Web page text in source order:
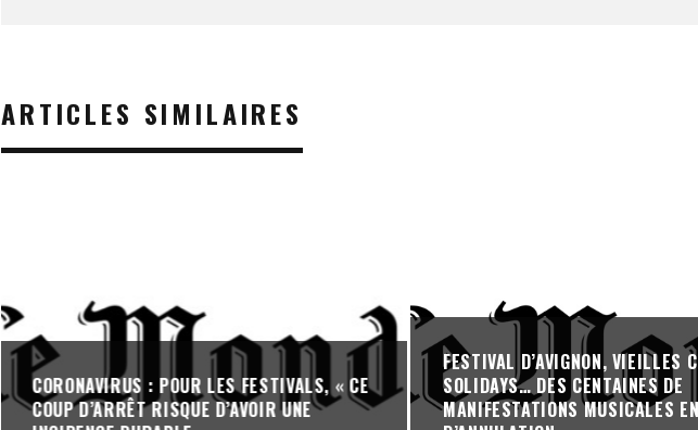
ARTICLES SIMILAIRES
CORONAVIRUS : POUR LES FESTIVALS, « CE
COUP D’ARRÊT RISQUE D’AVOIR UNE
FESTIVAL D’AVIGNON, VIEILLES
SOLIDAYS… DES CENTAINES DE
MANIFESTATIONS MUSICALES